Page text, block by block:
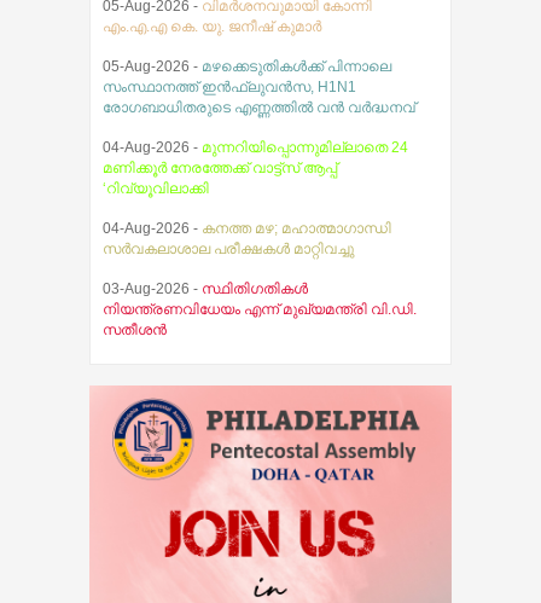
05-Aug-2026 - വിമർശനവുമായി കോന്നി
എം.എ.എ കെ. യു. ജനീഷ് കുമാർ
05-Aug-2026 - മഴക്കെടുതികൾക്ക് പിന്നാലെ
സംസ്ഥാനത്ത് ഇൻഫ്ലുവൻസ, H1N1
രോഗബാധിതരുടെ എണ്ണത്തിൽ വൻ വർദ്ധനവ്
04-Aug-2026 - മുന്നറിയിപ്പൊന്നുമില്ലാതെ 24
മണിക്കൂർ നേരത്തേക്ക് വാട്ട്സ് ആപ്പ്
‘റിവ്യൂവിലാക്കി
04-Aug-2026 - കനത്ത മഴ; മഹാത്മാഗാന്ധി
സര്‍വകലാശാല പരീക്ഷകള്‍ മാറ്റിവച്ചു
03-Aug-2026 - സ്ഥിതിഗതികൾ
നിയന്ത്രണവിധേയം എന്ന് മുഖ്യമന്ത്രി വി.ഡി.
സതീശൻ
മരിച്ചു
07-Aug-2026 -
ആകാശത്ത് വെച്ച് വിമാനത്തിന്റെ
വാതിൽ തുറക്കാൻ ശ്രമിച്ച മലയാളി യുവാവ്
അറസ്റ്റിൽ
05-Aug-2026 -ജെസ്ന മറിയ ജെയിംസിന്റെ
തിരോധാനവുമായി ബന്ധപ്പെട്ട സിബിഐ
അന്വേഷണം ആറ് മാസത്തിനകം